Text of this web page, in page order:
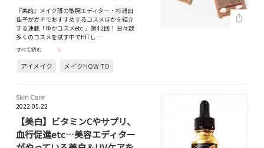
『美的』メイク班の敏腕エディター・杉浦由
佳子がガチでおすすめするコスメほかを紹介
する連載「ゆかコスメetc.」第42回！ 日々数
多くのコスメを試す中でHITし…
すべて読む
アイメイク メイクHOW TO
Skin Care
2022.05.22
【美白】ビタミンCやサプリ、
血行促進etc…美容エディター